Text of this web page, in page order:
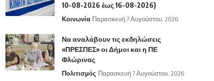
10-08-2026 έως 16-08-2026)
Κοινωνία Παρασκευή 7 Αυγούστου, 2026
Να αναλάβουν τις εκδηλώσεις
«ΠΡΕΣΠΕΣ» οι Δήμοι και η ΠΕ
Φλώρινας
Πολιτισμός Παρασκευή 7 Αυγούστου, 2026